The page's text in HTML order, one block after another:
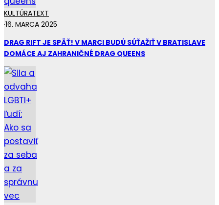
KULTÚRATEXT
·16. MARCA 2025
DRAG RIFT JE SPÄŤ! V MARCI BUDÚ SÚŤAŽIŤ V BRATISLAVE
DOMÁCE AJ ZAHRANIČNÉ DRAG QUEENS